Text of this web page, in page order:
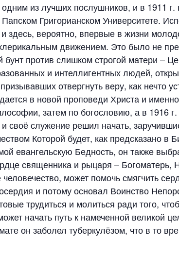
из лучших послушников, и в 1911
Григорианском Университете.
здесь, вероятно, впервые в жизни
движением. Это было не
против слишком строгой матери –
и интеллигентных людей,
отвергнуть веру, как нечто
в новой проповеди Христа и
затем по богословию, а в 1916
своё служение решил начать,
Которой будет, как предсказано
евангельскую Бедность, он также
священника и рыцаря –
может помочь смягчить
и потому основал Воинство
трудиться и молиться ради того,
начать путь к намеченной великой
он заболел туберкулёзом, что в то